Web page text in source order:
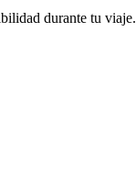
durante tu viaje.